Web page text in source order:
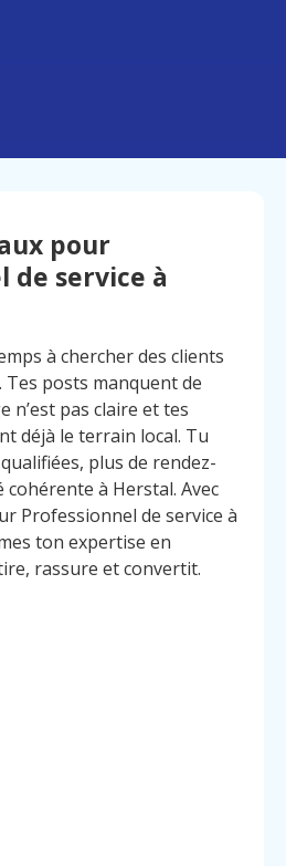
pour
de service à
à chercher des clients
posts manquent de
n’est pas claire et tes
déjà le terrain local. Tu
plus de rendez-
à Herstal. Avec
Professionnel de service à
ton expertise en
rassure et convertit.